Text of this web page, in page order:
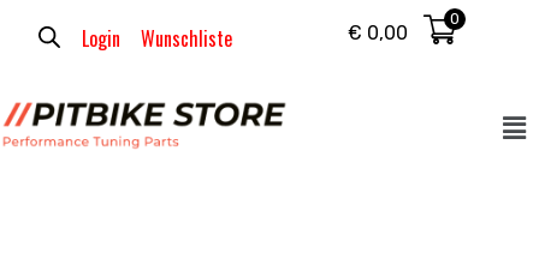
Login Wunschliste € 0,00
0